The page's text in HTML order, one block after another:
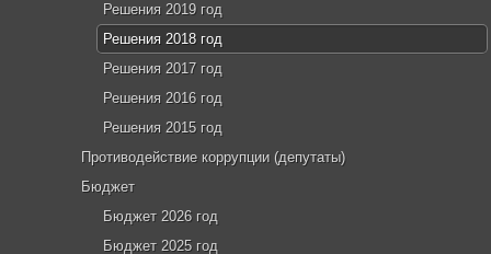
Решения 2019 год
Решения 2018 год
Решения 2017 год
Решения 2016 год
Решения 2015 год
Противодействие коррупции (депутаты)
Бюджет
Бюджет 2026 год
Бюджет 2025 год